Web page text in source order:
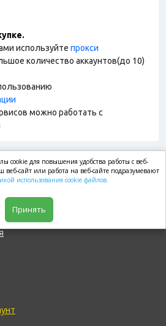
используйте прокси
количество аккаунтов(до 10)
можно работать с
cookie для повышения удобства работы с веб-
веб-сайт или работа на веб-сайте подразумевают
использования cookie файлов.
Принять